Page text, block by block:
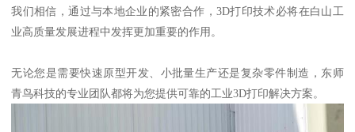
我们相信，通过与本地企业的紧密合作，3D打印技术必将在白山工
业高质量发展进程中发挥更加重要的作用。
无论您是需要快速原型开发、小批量生产还是复杂零件制造，东师
青鸟科技的专业团队都将为您提供可靠的工业3D打印解决方案。